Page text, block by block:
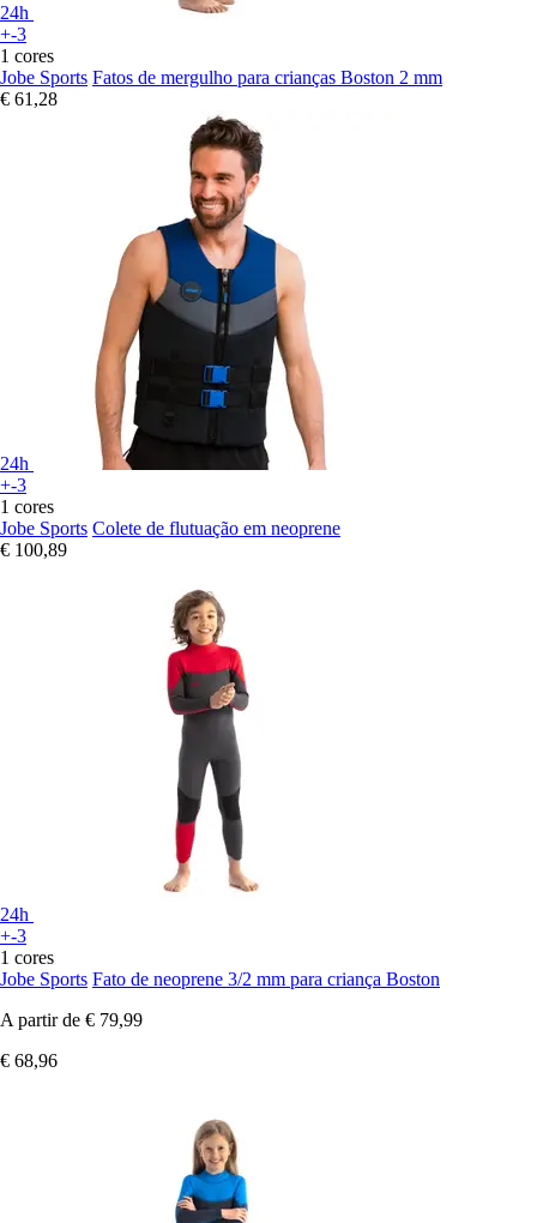
24h
+-3
1 cores
Jobe Sports Fatos de mergulho para crianças Boston 2 mm
€ 61,28
24h
+-3
1 cores
Jobe Sports Colete de flutuação em neoprene
€ 100,89
24h
+-3
1 cores
Jobe Sports Fato de neoprene 3/2 mm para criança Boston
A partir de € 79,99
€ 68,96